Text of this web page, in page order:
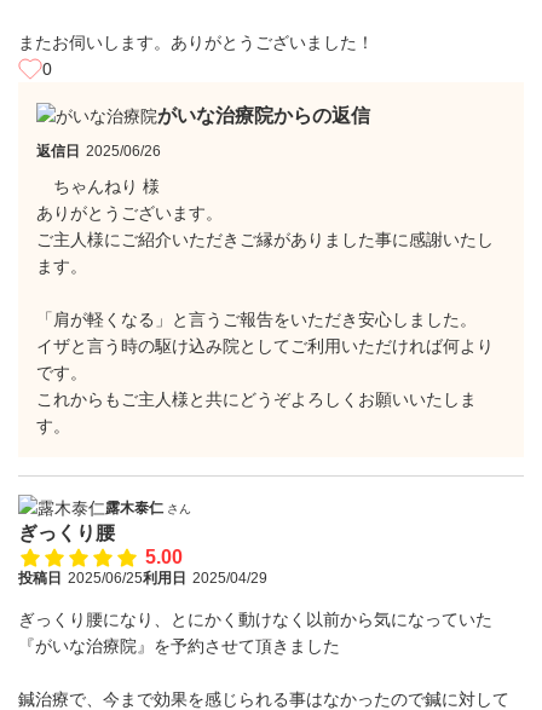
またお伺いします。ありがとうございました！
0
がいな治療院からの返信
返信日 2025/06/26
ちゃんねり 様
ありがとうございます。
ご主人様にご紹介いただきご縁がありました事に感謝いたし
ます。
「肩が軽くなる」と言うご報告をいただき安心しました。
イザと言う時の駆け込み院としてご利用いただければ何より
です。
これからもご主人様と共にどうぞよろしくお願いいたしま
す。
露木泰仁 さん
ぎっくり腰
5.00
投稿日 2025/06/25利用日 2025/04/29
ぎっくり腰になり、とにかく動けなく以前から気になっていた
『がいな治療院』を予約させて頂きました
鍼治療で、今まで効果を感じられる事はなかったので鍼に対して